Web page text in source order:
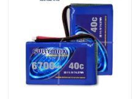
Batería privada del
Batería del arrancador